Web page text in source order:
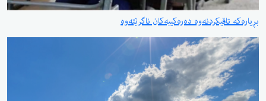
بڕیارەکە تاقیکردنەوە دەرەکییەکان ناگرێتەوە